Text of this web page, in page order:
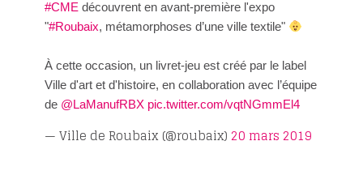
#CME découvrent en avant-première l'expo
"#Roubaix, métamorphoses d’une ville textile"
À cette occasion, un livret-jeu est créé par le label
Ville d'art et d'histoire, en collaboration avec l’équipe
de @LaManufRBX pic.twitter.com/vqtNGmmEl4
— Ville de Roubaix (@roubaix)20 mars 2019